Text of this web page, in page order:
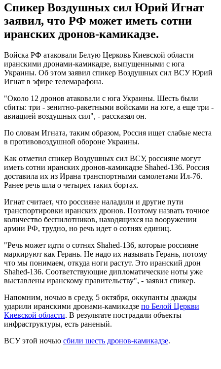
Спикер Воздушных сил Юрий Игнат
заявил, что РФ может иметь сотни
иранских дронов-камикадзе.
Войска РФ атаковали Белую Церковь Киевской области
иранскими дронами-камикадзе, выпущенными с юга
Украины. Об этом заявил спикер Воздушных сил ВСУ Юрий
Игнат в эфире телемарафона.
"Около 12 дронов атаковали с юга Украины. Шесть были
сбиты: три - зенитно-ракетными войсками на юге, а еще три -
авиацией воздушных сил", - рассказал он.
По словам Игната, таким образом, Россия ищет слабые места
в противовоздушной обороне Украины.
Как отметил спикер Воздушных сил ВСУ, россияне могут
иметь сотни иранских дронов-камикадзе Shahed-136. Россия
доставила их из Ирана транспортными самолетами Ил-76.
Ранее речь шла о четырех таких бортах.
Игнат считает, что россияне наладили и другие пути
транспортировки иранских дронов. Поэтому назвать точное
количество беспилотников, находящихся на вооружении
армии РФ, трудно, но речь идет о сотнях единиц.
"Речь может идти о сотнях Shahed-136, которые россияне
маркируют как Герань. Не надо их называть Герань, потому
что мы понимаем, откуда ноги растут. Это иранский дрон
Shahed-136. Соответствующие дипломатические ноты уже
выставлены иранскому правительству", - заявил спикер.
Напомним, ночью в среду, 5 октября, оккупанты дважды
ударили иранскими дронами-камикадзе по Белой Церкви
Киевской области. В результате пострадали объекты
инфраструктуры, есть раненый.
ВСУ этой ночью сбили шесть дронов-камикадзе.